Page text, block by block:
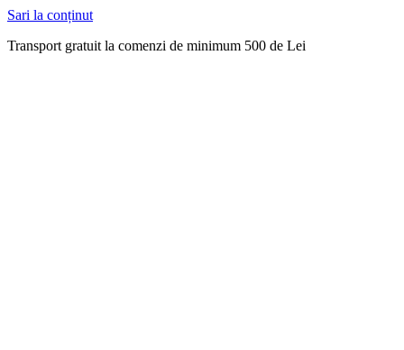
Sari la conținut
Transport gratuit la comenzi de minimum 500 de Lei